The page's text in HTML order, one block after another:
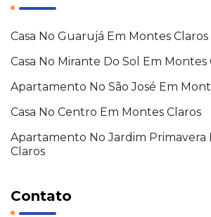
Casa No Guarujá Em Montes Claros
Casa No Mirante Do Sol Em Montes
Apartamento No São José Em
Casa No Centro Em Montes Claros
Apartamento No Jardim Primavera
Claros
Contato